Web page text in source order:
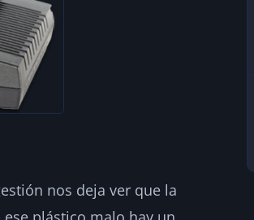
nos deja ver que la